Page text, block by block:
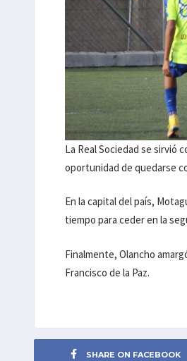
La Real Sociedad se sirvió
oportunidad de quedarse
En la capital del país,
tiempo para ceder en la
Finalmente, Olancho
Francisco de la Paz.
SHARE ON FACEBOOK